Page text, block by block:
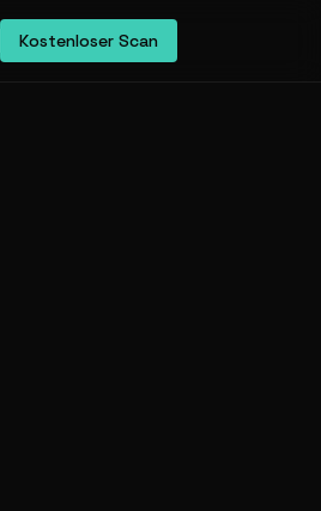
Kostenloser Scan